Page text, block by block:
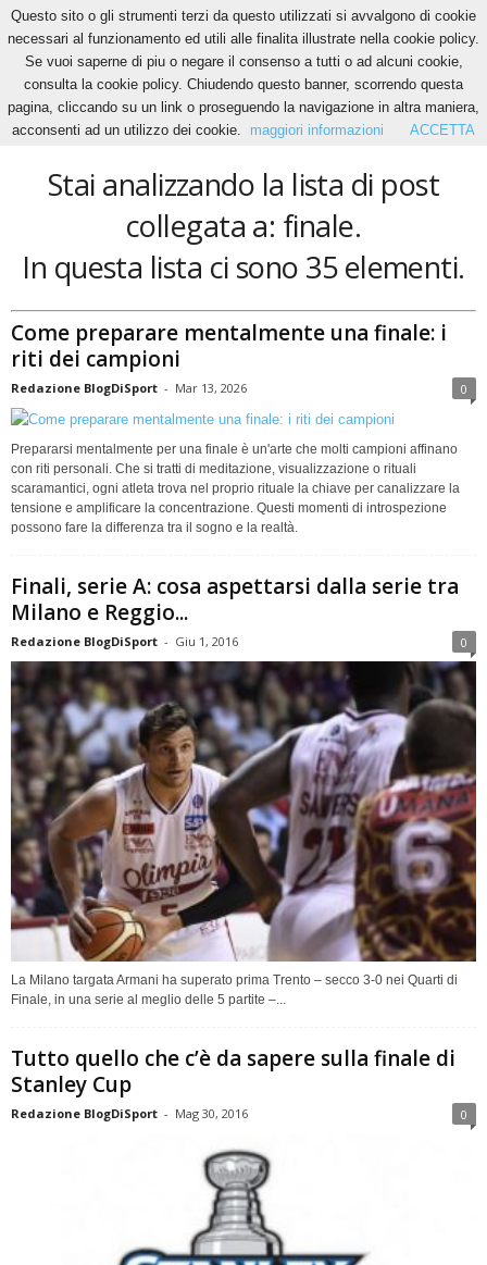
Home Tags Finale
finale
Stai analizzando la lista di post
collegata a: finale.
In questa lista ci sono 35 elementi.
Come preparare mentalmente una finale: i
riti dei campioni
Redazione BlogDiSport - Mar 13, 2026 0
Prepararsi mentalmente per una finale è un'arte che molti campioni affinano
con riti personali. Che si tratti di meditazione, visualizzazione o rituali
scaramantici, ogni atleta trova nel proprio rituale la chiave per canalizzare la
tensione e amplificare la concentrazione. Questi momenti di introspezione
possono fare la differenza tra il sogno e la realtà.
Finali, serie A: cosa aspettarsi dalla serie tra
Milano e Reggio...
Redazione BlogDiSport - Giu 1, 2016 0
La Milano targata Armani ha superato prima Trento – secco 3-0 nei Quarti di
Finale, in una serie al meglio delle 5 partite –...
Tutto quello che c’è da sapere sulla finale di
Stanley Cup
Redazione BlogDiSport - Mag 30, 2016 0
Questo sito o gli strumenti terzi da questo utilizzati si avvalgono di cookie
necessari al funzionamento ed utili alle finalita illustrate nella cookie policy.
Se vuoi saperne di piu o negare il consenso a tutti o ad alcuni cookie,
consulta la cookie policy. Chiudendo questo banner, scorrendo questa
pagina, cliccando su un link o proseguendo la navigazione in altra maniera,
acconsenti ad un utilizzo dei cookie.
maggiori informazioni ACCETTA